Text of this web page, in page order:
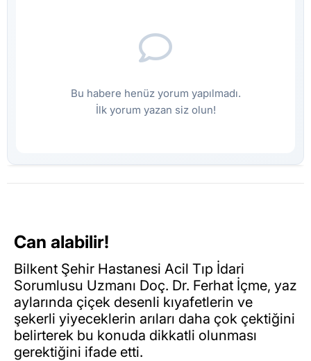
Bu habere henüz yorum yapılmadı.
İlk yorum yazan siz olun!
Can alabilir!
Bilkent Şehir Hastanesi Acil Tıp İdari
Sorumlusu Uzmanı Doç. Dr. Ferhat İçme, yaz
aylarında çiçek desenli kıyafetlerin ve
şekerli yiyeceklerin arıları daha çok çektiğini
belirterek bu konuda dikkatli olunması
gerektiğini ifade etti.